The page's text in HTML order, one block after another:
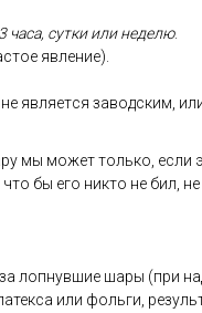
ча­са, сут­ки или не­делю.
яв­ле­ние).
яв­ля­ет­ся за­вод­ским,
мо­жет толь­ко, ес­ли
бы его ник­то не бил,
лоп­нувшие ша­ры (при
или фоль­ги,